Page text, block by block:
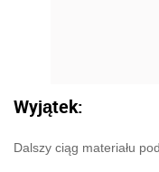
Wyjątek:
Dalszy ciąg materiału